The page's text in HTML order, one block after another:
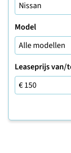
Model
Leaseprijs van/
Leaseprijs tot